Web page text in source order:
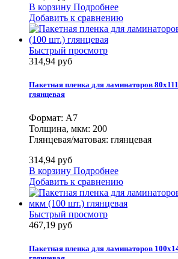
В корзину Подробнее
Добавить к сравнению
Быстрый просмотр
314,94 руб
Пакетная пленка для ламинаторов
глянцевая
Формат: А7
Толщина, мкм: 200
Глянцевая/матовая: глянцевая
314,94 руб
В корзину Подробнее
Добавить к сравнению
Быстрый просмотр
467,19 руб
Пакетная пленка для ламинаторов